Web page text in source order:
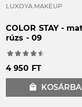
LUXOYA MAKEUP
COLOR STAY - matt
rúzs - 09
4 950 FT
local_mall KOSÁRBA